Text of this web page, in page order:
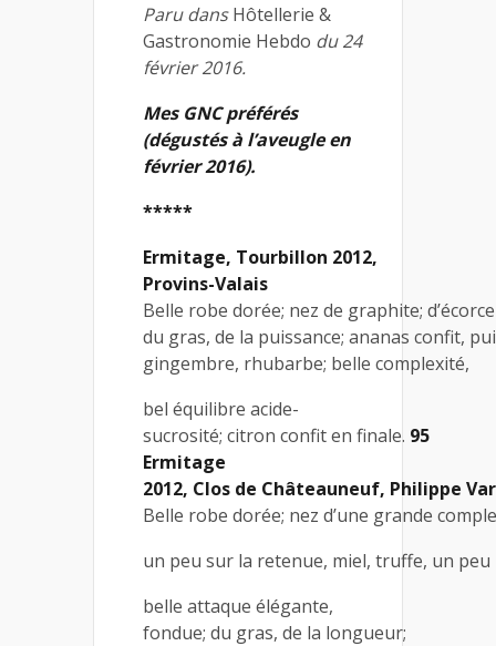
Paru dansHôtellerie &
Gastronomie Hebdo du 24
février 2016.
Mes GNC préférés
(dégustés à l’aveugle en
février 2016).
*****
Ermitage, Tourbillon 2012,
Provins-Valais
Belle robe dorée; nez de graphite;
du gras, de la puissance; ananas confit,
gingembre, rhubarbe; belle complexité,
bel équilibre acide-
sucrosité; citron confit en finale. 95
Ermitage
2012, Clos de Châteauneuf, Philippe
Belle robe dorée; nez d’une grande
un peu sur la retenue, miel, truffe, un peu
belle attaque élégante,
fondue; du gras, de la longueur;